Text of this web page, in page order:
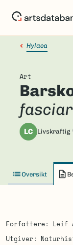
Hylaea
Art
LC Livskraftig
Oversikt
Forfattere Leif
Utgiver